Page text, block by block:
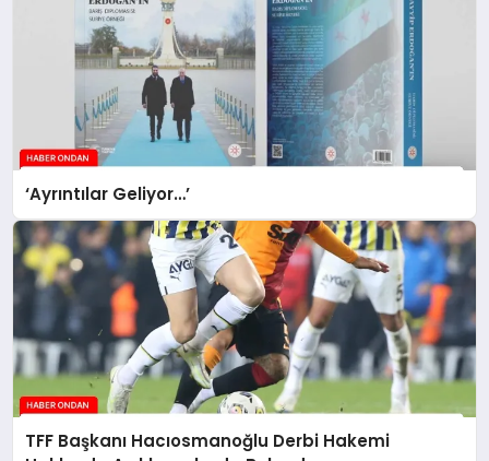
‘Ayrıntılar Geliyor…’
TFF Başkanı Hacıosmanoğlu Derbi Hakemi